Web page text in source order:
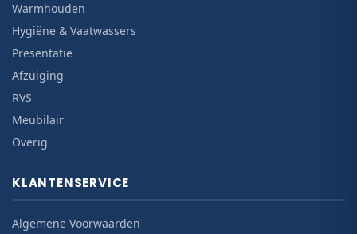
Warmhouden
Hygiëne & Vaatwassers
Presentatie
Afzuiging
RVS
Meubilair
Overig
KLANTENSERVICE
Algemene Voorwaarden